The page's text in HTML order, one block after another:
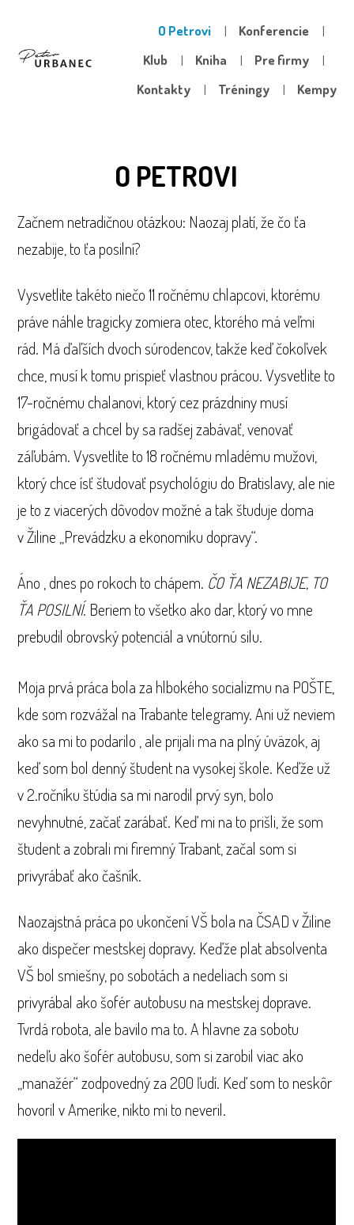
O Petrovi
Konferencie
Klub
Kniha
Pre firmy
Kontakty
Tréningy Kempy
O PETROVI
Začnem netradičnou otázkou: Naozaj platí, že čo ťa
nezabije, to ťa posilní?
Vysvetlite takéto niečo 11 ročnému chlapcovi, ktorému
práve náhle tragicky zomiera otec, ktorého má veľmi
rád. Má ďaľších dvoch súrodencov, takže keď čokoľvek
chce, musí k tomu prispieť vlastnou prácou. Vysvetlite to
17-ročnému chalanovi, ktorý cez prázdniny musí
brigádovať a chcel by sa radšej zabávať, venovať
záľubám. Vysvetlite to 18 ročnému mladému mužovi,
ktorý chce ísť študovať psychológiu do Bratislavy, ale nie
je to z viacerých dôvodov možné a tak študuje doma
v Žiline „Prevádzku a ekonomiku dopravy“.
Áno , dnes po rokoch to chápem. ČO ŤA NEZABIJE, TO
ŤA POSILNÍ. Beriem to všetko ako dar, ktorý vo mne
prebudil obrovský potenciál a vnútornú silu.
Moja prvá práca bola za hlbokého socializmu na POŠTE,
kde som rozvážal na Trabante telegramy. Ani už neviem
ako sa mi to podarilo , ale prijali ma na plný úväzok, aj
keď som bol denný študent na vysokej škole. Keďže už
v 2.ročníku štúdia sa mi narodil prvý syn, bolo
nevyhnutné, začať zarábať. Keď mi na to prišli, že som
študent a zobrali mi firemný Trabant, začal som si
privyrábať ako čašník.
Naozajstná práca po ukončení VŠ bola na ČSAD v Žiline
ako dispečer mestskej dopravy. Keďže plat absolventa
VŠ bol smiešny, po sobotách a nedeliach som si
privyrábal ako šofér autobusu na mestskej doprave.
Tvrdá robota, ale bavilo ma to. A hlavne za sobotu
nedeľu ako šofér autobusu, som si zarobil viac ako
„manažér“ zodpovedný za 200 ľudí. Keď som to neskôr
hovoril v Amerike, nikto mi to neveril.